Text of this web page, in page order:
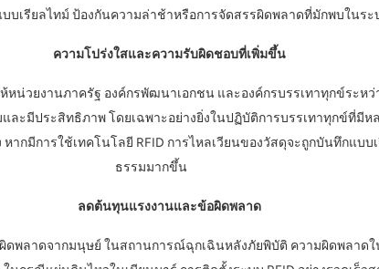
บเรียลไทม์ ป้องกันความล่าช้าหรือการจัดสรรผิดพลาดที่มักพบในระ
ความโปร่งใสและความรับผิดชอบที่เพิ่มขึ้น
หน่วยงานภาครัฐ องค์กรพัฒนาเอกชน และองค์กรบรรเทาทุกข์ระห
ะมีประสิทธิภาพ โดยเฉพาะอย่างยิ่งในปฏิบัติการบรรเทาทุกข์ที่มี
กมีการใช้เทคโนโลยี RFID การไหลเวียนของวัสดุจะถูกบันทึกแบ
ธรรมมากขึ้น
ลดต้นทุนแรงงานและข้อผิดพลาด
พลาดจากมนุษย์ ในสถานการณ์ฉุกเฉินหลังภัยพิบัติ ความผิดพลาดใ